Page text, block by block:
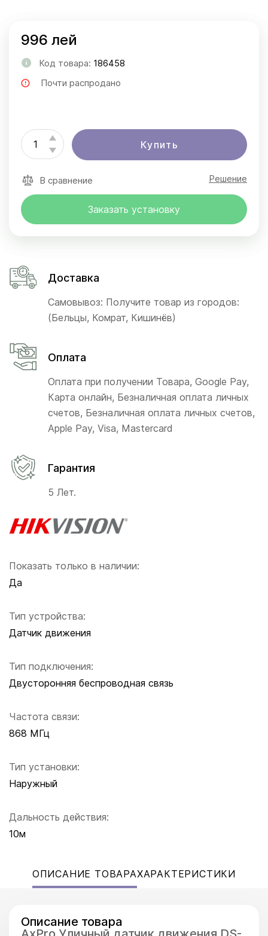
Показать только в наличии:
Да
Тип устройства:
Датчик движения
Тип подключения:
Двусторонняя беспроводная связь
Частота связи:
868 МГц
Тип установки:
Наружный
Дальность действия:
10м
996 лей
Код товара: 186458
Почти распродано
Купить
В сравнение Решение
Заказать установку
Доставка
Самовывоз: Получите товар из городов:
(Бельцы, Комрат, Кишинёв)
Оплата
Оплата при получении Товара, Google Pay,
Карта онлайн, Безналичная оплата личных
счетов, Безналичная оплата личных счетов,
Apple Pay, Visa, Mastercard
Гарантия
5 Лет.
ОПИСАНИЕ ТОВАРАХАРАКТЕРИСТИКИ
Описание товара